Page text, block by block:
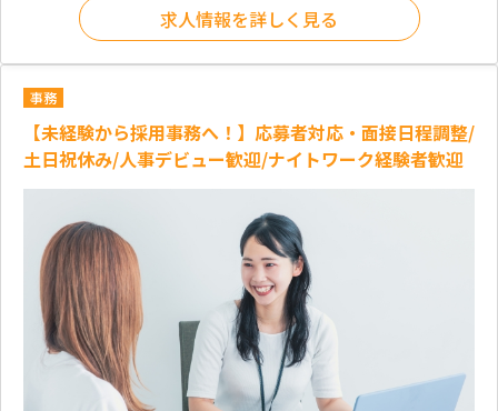
求人情報を詳しく見る
事務
【未経験から採用事務へ！】応募者対応・面接日程調整/
土日祝休み/人事デビュー歓迎/ナイトワーク経験者歓迎